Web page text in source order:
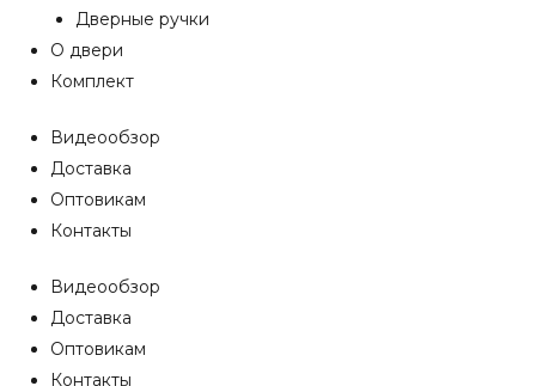
Дверные ручки
О двери
Комплект
Видеообзор
Доставка
Оптовикам
Контакты
Видеообзор
Доставка
Оптовикам
Контакты